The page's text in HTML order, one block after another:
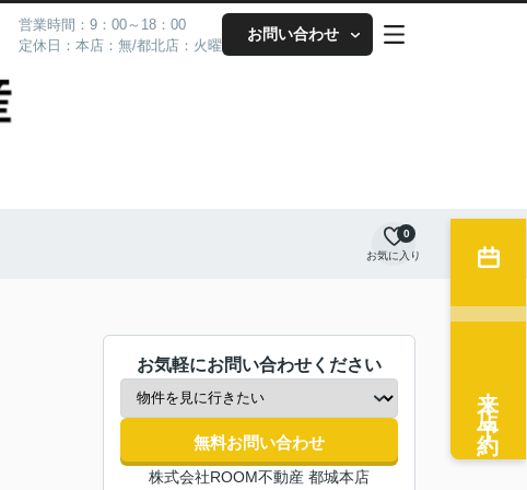
営業時間：9：00～18：00
定休日：本店：無/都北店：火曜
お問い合わせ
お気に入り
0
お気軽にお問い合わせください
無料お問い合わせ
株式会社ROOM不動産 都城本店
来店予約